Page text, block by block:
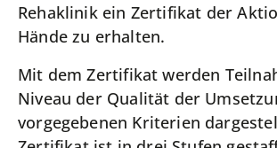
Rehaklinik ein Zertifikat der
Hände zu erhalten.
Mit dem Zertifikat werden
Niveau der Qualität der
vorgegebenen Kriterien